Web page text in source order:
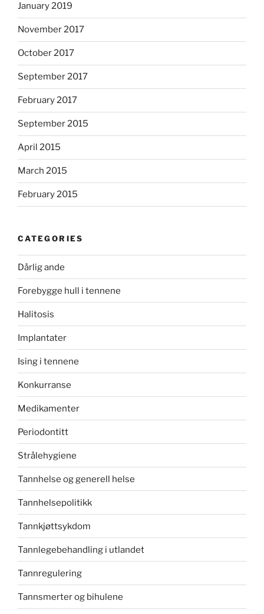
January 2019
November 2017
October 2017
September 2017
February 2017
September 2015
April 2015
March 2015
February 2015
CATEGORIES
Dårlig ande
Forebygge hull i tennene
Halitosis
Implantater
Ising i tennene
Konkurranse
Medikamenter
Periodontitt
Strålehygiene
Tannhelse og generell helse
Tannhelsepolitikk
Tannkjøttsykdom
Tannlegebehandling i utlandet
Tannregulering
Tannsmerter og bihulene